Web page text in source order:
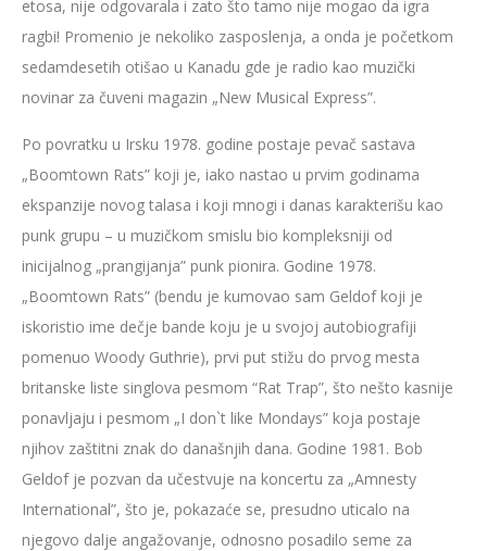
etosa, nije odgovarala i zato što tamo nije mogao da igra
ragbi! Promenio je nekoliko zasposlenja, a onda je početkom
sedamdesetih otišao u Kanadu gde je radio kao muzički
novinar za čuveni magazin „New Musical Express”.
Po povratku u Irsku 1978. godine postaje pevač sastava
„Boomtown Rats” koji je, iako nastao u prvim godinama
ekspanzije novog talasa i koji mnogi i danas karakterišu kao
punk grupu – u muzičkom smislu bio kompleksniji od
inicijalnog „prangijanja” punk pionira. Godine 1978.
„Boomtown Rats” (bendu je kumovao sam Geldof koji je
iskoristio ime dečje bande koju je u svojoj autobiografiji
pomenuo Woody Guthrie), prvi put stižu do prvog mesta
britanske liste singlova pesmom “Rat Trap”, što nešto kasnije
ponavljaju i pesmom „I don`t like Mondays” koja postaje
njihov zaštitni znak do današnjih dana. Godine 1981. Bob
Geldof je pozvan da učestvuje na koncertu za „Amnesty
International”, što je, pokazaće se, presudno uticalo na
njegovo dalje angažovanje, odnosno posadilo seme za